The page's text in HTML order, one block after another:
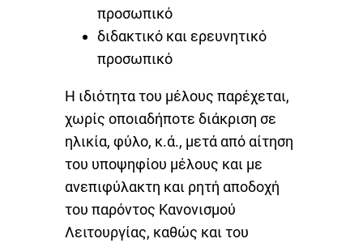
προσωπικό
διδακτικό και ερευνητικό
προσωπικό
Η ιδιότητα του μέλους παρέχεται,
χωρίς οποιαδήποτε διάκριση σε
ηλικία, φύλο, κ.ά., μετά από αίτηση
του υποψηφίου μέλους και με
ανεπιφύλακτη και ρητή αποδοχή
του παρόντος Κανονισμού
Λειτουργίας, καθώς και του